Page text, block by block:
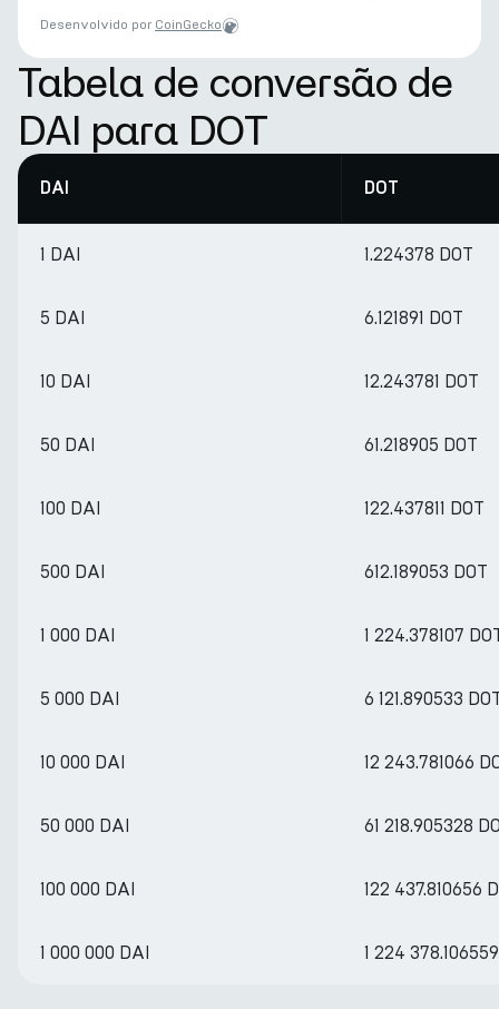
Desenvolvido por CoinGecko
Tabela de conversão de
DAI para DOT
DAI DOT
1 DAI 1.224378 DOT
5 DAI 6.121891 DOT
10 DAI 12.243781 DOT
50 DAI 61.218905 DOT
100 DAI 122.437811 DOT
500 DAI 612.189053 DOT
1 000 DAI 1 224.378107
5 000 DAI 6 121.890533
10 000 DAI 12 243.781066
50 000 DAI 61 218.905328
100 000 DAI 122 437.810656
1 000 000 DAI 1 224